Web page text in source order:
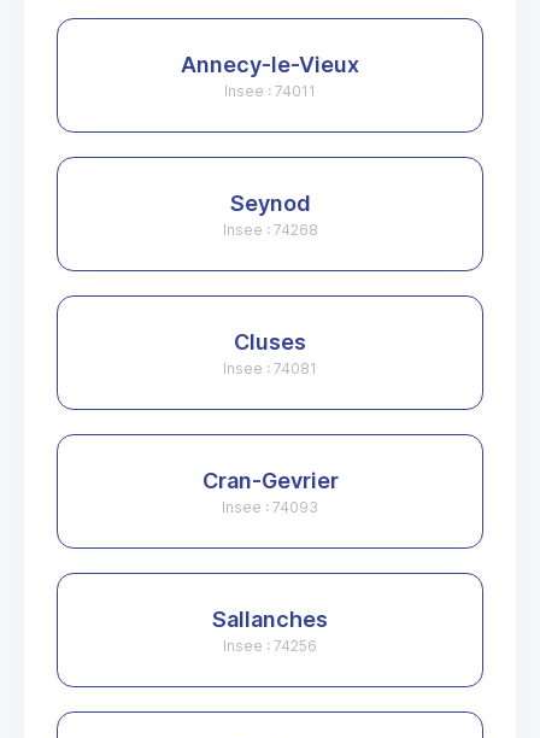
Annecy-le-Vieux
Insee : 74011
Seynod
Insee : 74268
Cluses
Insee : 74081
Cran-Gevrier
Insee : 74093
Sallanches
Insee : 74256